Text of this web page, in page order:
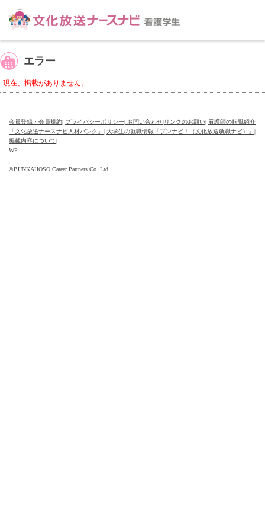
エラー
現在、掲載がありません。
会員登録・会員規約| プライバシーポリシー| お問い合わせ|リンクのお願い| 看護師の転職紹介
「文化放送ナースナビ人材バンク」 | 大学生の就職情報「ブンナビ！（文化放送就職ナビ）」 |
掲載内容について|
WP
©BUNKAHOSO Career Partners Co.,Ltd.